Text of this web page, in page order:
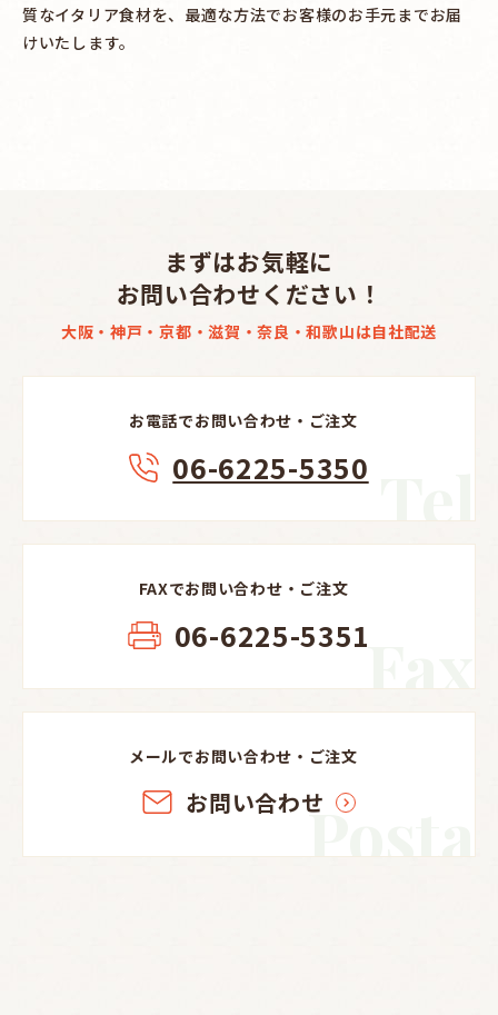
質なイタリア食材を、最適な方法でお客様のお手元までお届
けいたします。
まずはお気軽に
お問い合わせください！
大阪・神戸・京都・滋賀・奈良・和歌山は自社配送
Tel
お電話でお問い合わせ・ご注文
06-6225-5350
Fax
FAXでお問い合わせ・ご注文
06-6225-5351
Posta
メールでお問い合わせ・ご注文
お問い合わせ